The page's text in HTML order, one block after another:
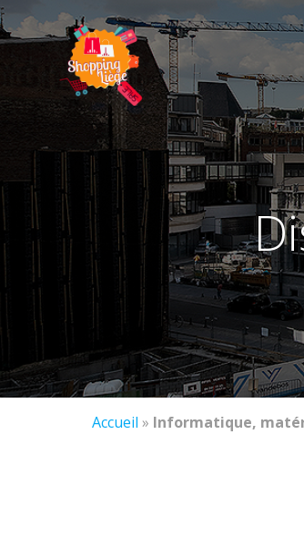
distribution, vente, alimentation,
Accueil » Informatique,